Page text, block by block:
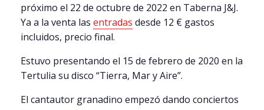
próximo el 22 de octubre de 2022 en Taberna J&J.
Ya a la venta las entradas desde 12 € gastos
incluidos, precio final.
Estuvo presentando el 15 de febrero de 2020 en la
Tertulia su disco “Tierra, Mar y Aire”.
El cantautor granadino empezó dando conciertos